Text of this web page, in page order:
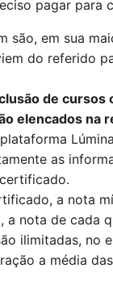
pagar para
são, em sua
do referido
de
elencados na
Lúmina
as
a nota
a nota de cada
ilimitadas, no
a média